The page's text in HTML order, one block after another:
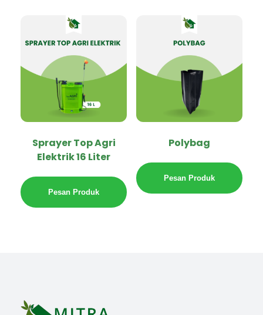
Sprayer Top Agri
Elektrik 16 Liter
Pesan Produk
Polybag
Pesan Produk